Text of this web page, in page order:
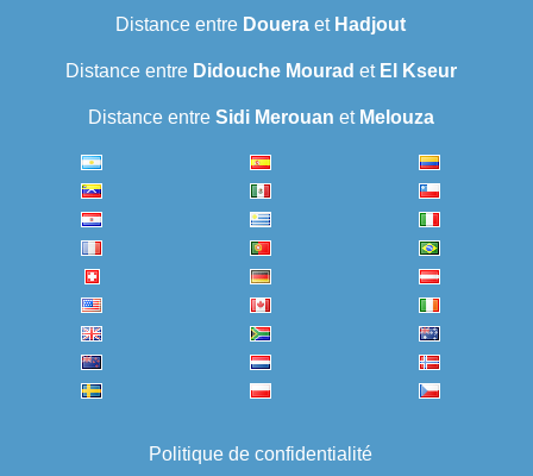
Distance entre Douera et Hadjout
Distance entre Didouche Mourad et El Kseur
Distance entre Sidi Merouan et Melouza
Politique de confidentialité